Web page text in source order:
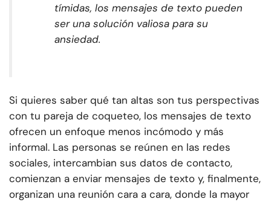
tímidas, los mensajes de texto pueden
ser una solución valiosa para su
ansiedad.
Si quieres saber qué tan altas son tus perspectivas
con tu pareja de coqueteo, los mensajes de texto
ofrecen un enfoque menos incómodo y más
informal. Las personas se reúnen en las redes
sociales, intercambian sus datos de contacto,
comienzan a enviar mensajes de texto y, finalmente,
organizan una reunión cara a cara, donde la mayor